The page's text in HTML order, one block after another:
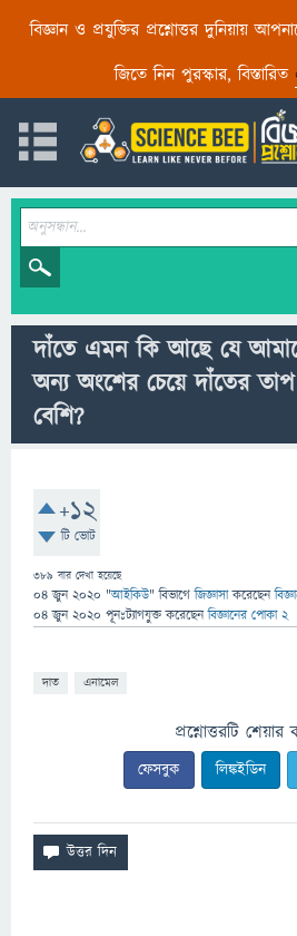
বিজ্ঞান ও প্রযুক্তির প্রশ্নোত্তর দুনিয়ায়
জিতে নিন পুরস্কার, বিস্তারিত
দাঁতে এমন কি আছে যে
অন্য অংশের চেয়ে দাঁতের
বেশি?
+12
টি ভোট
389 বার দেখা হয়েছে
04 জুন 2020 "আইকিউ" বিভাগে জিজ্ঞাসাকরেছেন
04 জুন 2020 পূনঃট্যাগযুক্ত করেছেনবিজ্ঞানের পোকা 2
দাত এনামেল
প্রশ্নোত্তরটি
ফেসবুক লিঙ্কইডিন